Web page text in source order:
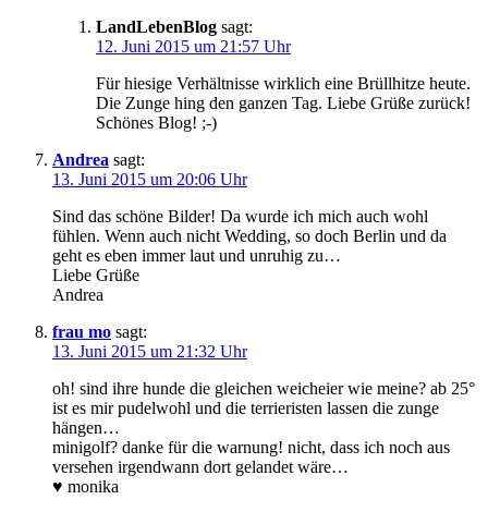
LandLebenBlog sagt:
12. Juni 2015 um 21:57 Uhr
Für hiesige Verhältnisse wirklich eine Brüllhitze heute.
Die Zunge hing den ganzen Tag. Liebe Grüße zurück!
Schönes Blog! ;-)
Andrea sagt:
13. Juni 2015 um 20:06 Uhr
Sind das schöne Bilder! Da wurde ich mich auch wohl
fühlen. Wenn auch nicht Wedding, so doch Berlin und da
geht es eben immer laut und unruhig zu…
Liebe Grüße
Andrea
frau mo sagt:
13. Juni 2015 um 21:32 Uhr
oh! sind ihre hunde die gleichen weicheier wie meine? ab 25°
ist es mir pudelwohl und die terrieristen lassen die zunge
hängen…
minigolf? danke für die warnung! nicht, dass ich noch aus
versehen irgendwann dort gelandet wäre…
♥ monika